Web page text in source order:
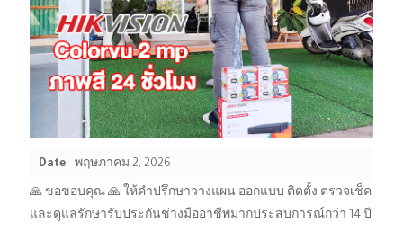
Date พฤษภาคม 2, 2026
🙏 ขอขอบคุณ 🙏 ให้คำปรึกษาวางแผน ออกแบบ ติดตั้ง ตรวจเช็ค
และดูแลรักษารับประกันช่างมืออาชีพมากประสบการณ์กว่า 14 ปี